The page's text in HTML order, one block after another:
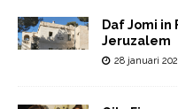
Daf Jomi
Jeruzalem
28 januari